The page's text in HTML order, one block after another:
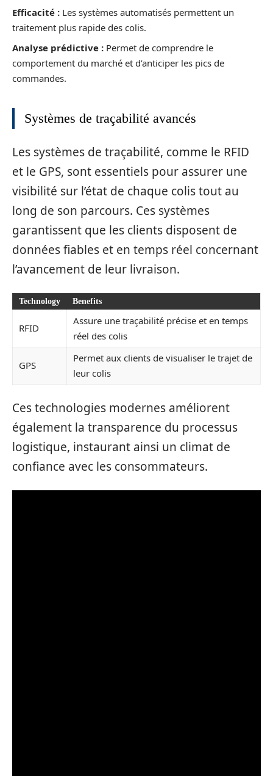
Efficacité : Les systèmes automatisés permettent un
traitement plus rapide des colis.
Analyse prédictive : Permet de comprendre le
comportement du marché et d’anticiper les pics de
commandes.
Systèmes de traçabilité avancés
Les systèmes de traçabilité, comme le RFID
et le GPS, sont essentiels pour assurer une
visibilité sur l’état de chaque colis tout au
long de son parcours. Ces systèmes
garantissent que les clients disposent de
données fiables et en temps réel concernant
l’avancement de leur livraison.
Technology Benefits
RFID
Assure une traçabilité précise et en temps
réel des colis
GPS
Permet aux clients de visualiser le trajet de
leur colis
Ces technologies modernes améliorent
également la transparence du processus
logistique, instaurant ainsi un climat de
confiance avec les consommateurs.